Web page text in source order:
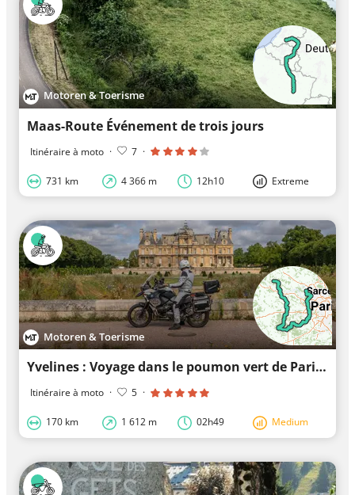
Motoren & Toerisme
Maas-Route Événement de trois jours
Itinéraire à moto · 7 ·
731 km 4 366 m 12h10 Extreme
Motoren & Toerisme
Yvelines : Voyage dans le poumon vert de Paris
Itinéraire à moto · 5 ·
170 km 1 612 m 02h49 Medium